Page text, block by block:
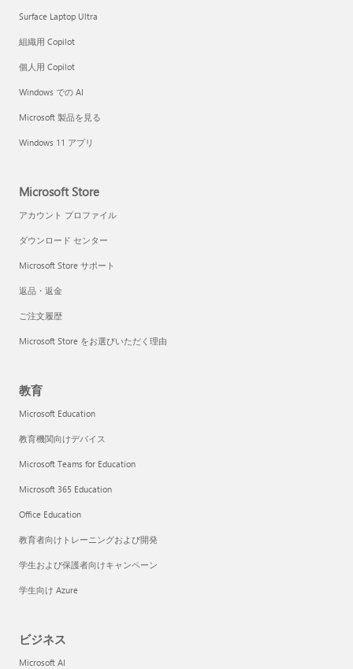
Surface Laptop Ultra
組織用 Copilot
個人用 Copilot
Windows での AI
Microsoft 製品を見る
Windows 11 アプリ
Microsoft Store
アカウント プロファイル
ダウンロード センター
Microsoft Store サポート
返品・返金
ご注文履歴
Microsoft Store をお選びいただく理由
教育
Microsoft Education
教育機関向けデバイス
Microsoft Teams for Education
Microsoft 365 Education
Office Education
教育者向けトレーニングおよび開発
学生および保護者向けキャンペーン
学生向け Azure
ビジネス
Microsoft AI